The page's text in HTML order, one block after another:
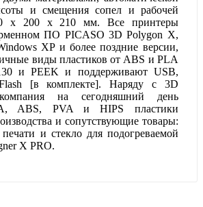
и смещения сопел и рабочей
х 200 х 210 мм. Все принтеры
ПО PICASO 3D Polygon Х,
XP и более поздние версии,
виды пластиков от ABS и PLA
и PEEK и поддерживают USB,
[в комплекте]. Наряду с 3D
компания на сегодняшний день
ABS, PVA и HIPS пластики
и сопутствующие товары:
и стекло для подогреваемой
X PRO.